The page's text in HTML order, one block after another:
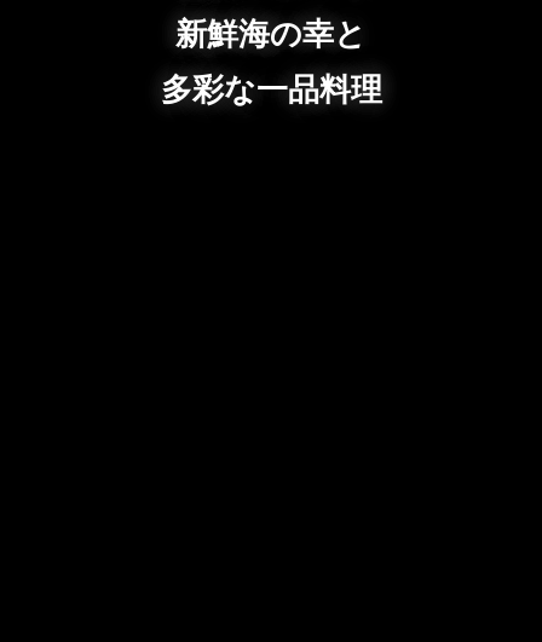
新鮮海の幸と
多彩な一品料理